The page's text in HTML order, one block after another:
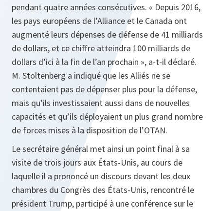
pendant quatre années consécutives. « Depuis 2016,
les pays européens de l’Alliance et le Canada ont
augmenté leurs dépenses de défense de 41 milliards
de dollars, et ce chiffre atteindra 100 milliards de
dollars d’ici à la fin de l’an prochain », a-t-il déclaré.
M. Stoltenberg a indiqué que les Alliés ne se
contentaient pas de dépenser plus pour la défense,
mais qu’ils investissaient aussi dans de nouvelles
capacités et qu’ils déployaient un plus grand nombre
de forces mises à la disposition de l’OTAN.
Le secrétaire général met ainsi un point final à sa
visite de trois jours aux États-Unis, au cours de
laquelle il a prononcé un discours devant les deux
chambres du Congrès des États-Unis, rencontré le
président Trump, participé à une conférence sur le